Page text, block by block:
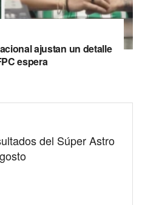
ajustan un detalle
espera
del Súper Astro